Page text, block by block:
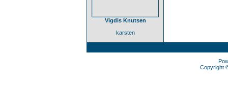
Vigdis Knutsen
karsten
Copyright